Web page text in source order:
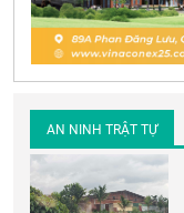
AN NINH TRẬT TỰ